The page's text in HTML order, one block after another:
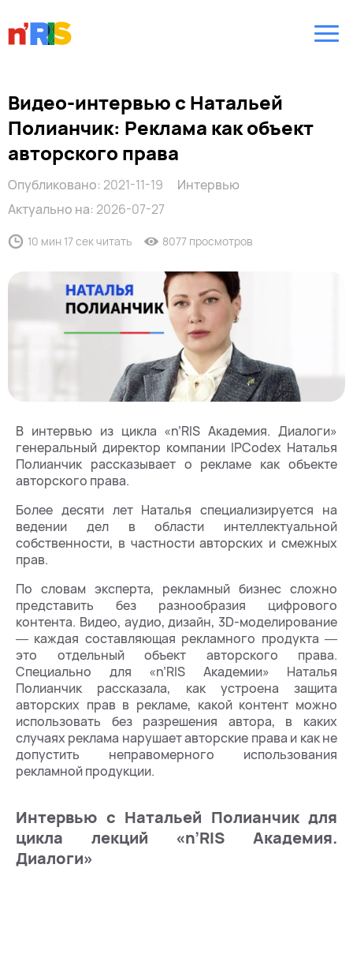
Видео-интервью с Натальей
Полианчик: Реклама как объект
авторского права
Опубликовано: 2021-11-19
Актуально на: 2026-07-27
Интервью
10 мин 17 сек читать 8077 просмотров
В интервью из цикла «n’RIS Академия. Диалоги»
генеральный директор компании IPCodex Наталья
Полианчик рассказывает о рекламе как объекте
авторского права.
Более десяти лет Наталья специализируется на
ведении дел в области интеллектуальной
собственности, в частности авторских и смежных
прав.
По словам эксперта, рекламный бизнес сложно
представить без разнообразия цифрового
контента. Видео, аудио, дизайн, 3D-моделирование
― каждая составляющая рекламного продукта ―
это отдельный объект авторского права.
Специально для «n’RIS Академии» Наталья
Полианчик рассказала, как устроена защита
авторских прав в рекламе, какой контент можно
использовать без разрешения автора, в каких
случаях реклама нарушает авторские права и как не
допустить неправомерного использования
рекламной продукции.
Интервью с Натальей Полианчик для
цикла лекций «n’RIS Академия.
Диалоги»